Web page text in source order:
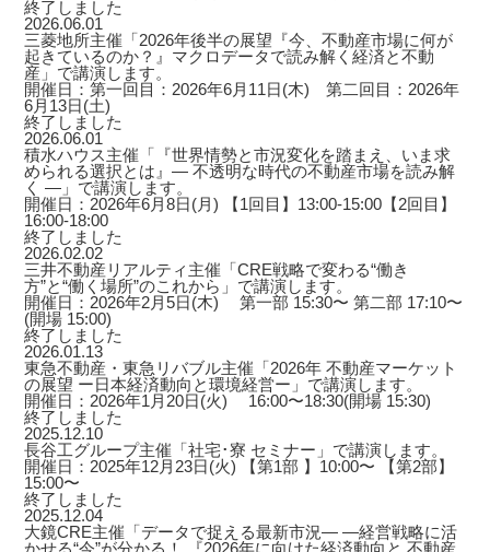
終了しました
2026.06.01
三菱地所主催「2026年後半の展望『今、不動産市場に何が
起きているのか？』マクロデータで読み解く経済と不動
産」で講演します。
開催日：第一回目：2026年6月11日(木) 第二回目：2026年
6月13日(土)
終了しました
2026.06.01
積水ハウス主催「『世界情勢と市況変化を踏まえ、いま求
められる選択とは』― 不透明な時代の不動産市場を読み解
く ―」で講演します。
開催日：2026年6月8日(月) 【1回目】13:00-15:00【2回目】
16:00-18:00
終了しました
2026.02.02
三井不動産リアルティ主催「CRE戦略で変わる“働き
方”と“働く場所”のこれから」で講演します。
開催日：2026年2月5日(木) 第一部 15:30〜 第二部 17:10〜
(開場 15:00)
終了しました
2026.01.13
東急不動産・東急リバブル主催「2026年 不動産マーケット
の展望 ー日本経済動向と環境経営ー」で講演します。
開催日：2026年1月20日(火) 16:00〜18:30(開場 15:30)
終了しました
2025.12.10
長谷工グループ主催「社宅･寮 セミナー」で講演します。
開催日：2025年12月23日(火) 【第1部 】10:00〜 【第2部】
15:00〜
終了しました
2025.12.04
大鏡CRE主催「データで捉える最新市況― ―経営戦略に活
かせる“今”が分かる！ 『2026年に向けた経済動向と 不動産